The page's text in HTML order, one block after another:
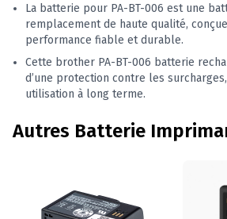
La batterie pour PA-BT-006 est une
remplacement de haute qualité,
performance fiable et durable.
Cette brother PA-BT-006 batterie
d’une protection contre les
utilisation à long terme.
Autres Batterie